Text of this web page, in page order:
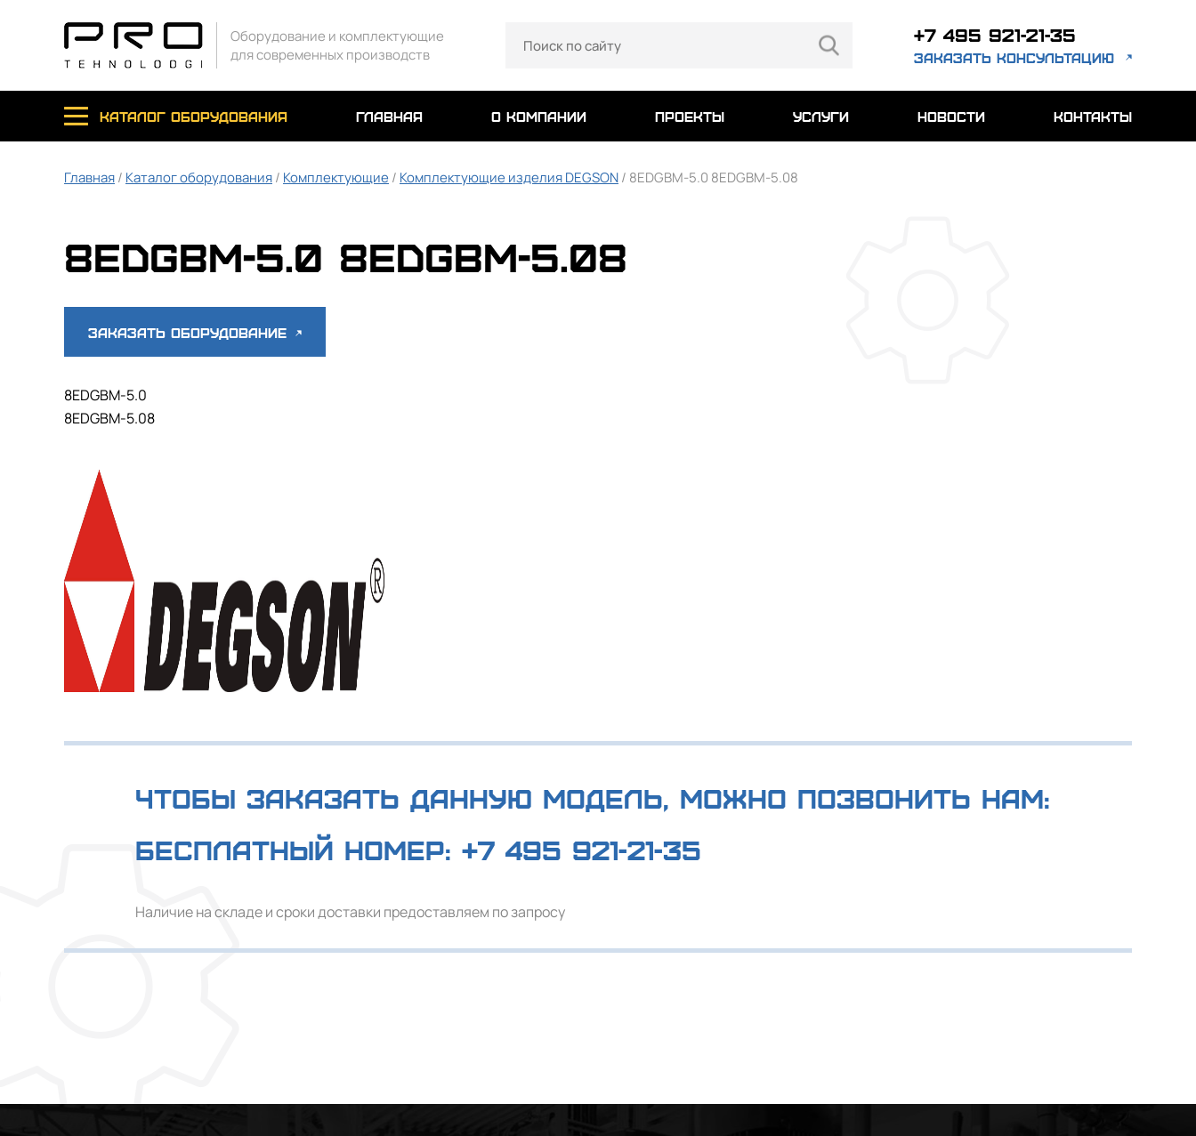
Оборудование и комплектующие
для современных производств
+7 495 921-21-35
заказать консультацию
каталог оборудования главная о компании проекты услуги новости контакты
Главная/ Каталог оборудования/ Комплектующие/ Комплектующие изделия DEGSON/ 8EDGBM-5.0 8EDGBM-5.08
8EDGBM-5.0 8EDGBM-5.08
Заказать оборудование
8EDGBM-5.0
8EDGBM-5.08
Чтобы заказать данную модель, можно позвонить нам:
Бесплатный номер: +7 495 921-21-35
Наличие на складе и сроки доставки предоставляем по запросу